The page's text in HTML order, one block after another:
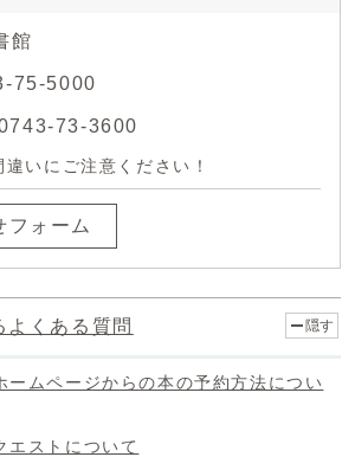
館
75-5000
73-3600
いにご注意ください！
フォーム
よくある質問 隠す
ームページからの本の予約方法につい
エストについて